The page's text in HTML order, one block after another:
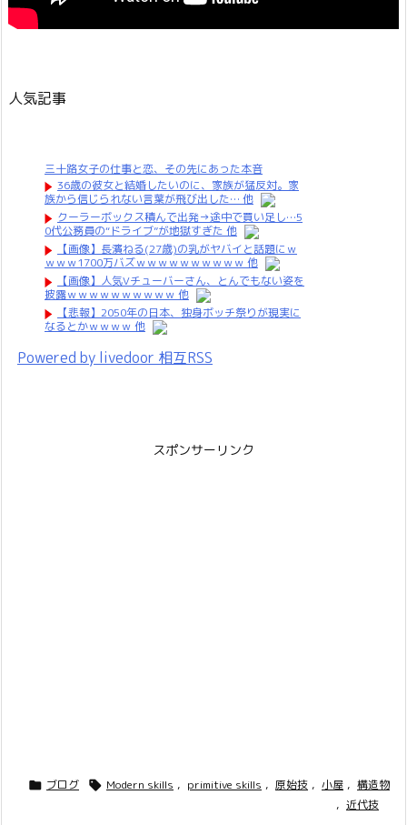
人気記事
三十路女子の仕事と恋、その先にあった本音
36歳の彼女と結婚したいのに、家族が猛反対。家
族から信じられない言葉が飛び出した… 他
クーラーボックス積んで出発→途中で買い足し…5
0代公務員の“ドライブ”が地獄すぎた 他
【画像】長濱ねる(27歳)の乳がヤバイと話題にｗ
ｗｗｗ1700万バズｗｗｗｗｗｗｗｗｗｗ 他
【画像】人気Vチューバーさん、とんでもない姿を
披露ｗｗｗｗｗｗｗｗｗｗ 他
【悲報】2050年の日本、独身ボッチ祭りが現実に
なるとかｗｗｗｗ 他
Powered by livedoor 相互RSS
スポンサーリンク
 ブログ  Modern skills , primitive skills , 原始技 , 小屋 , 構造物
, 近代技